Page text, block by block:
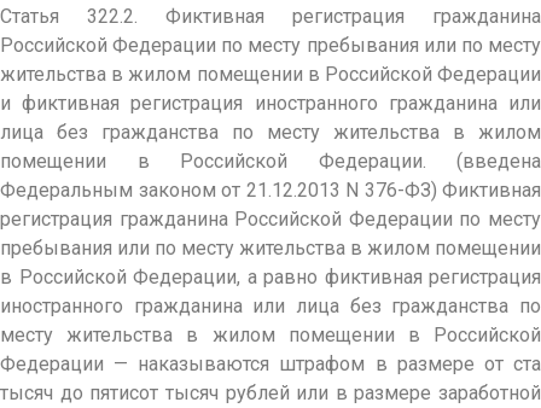
Статья 322.2. Фиктивная регистрация гражданина
Российской Федерации по месту пребывания или по месту
жительства в жилом помещении в Российской Федерации
и фиктивная регистрация иностранного гражданина или
лица без гражданства по месту жительства в жилом
помещении в Российской Федерации. (введена
Федеральным законом от 21.12.2013 N 376-ФЗ) Фиктивная
регистрация гражданина Российской Федерации по месту
пребывания или по месту жительства в жилом помещении
в Российской Федерации, а равно фиктивная регистрация
иностранного гражданина или лица без гражданства по
месту жительства в жилом помещении в Российской
Федерации — наказываются штрафом в размере от ста
тысяч до пятисот тысяч рублей или в размере заработной